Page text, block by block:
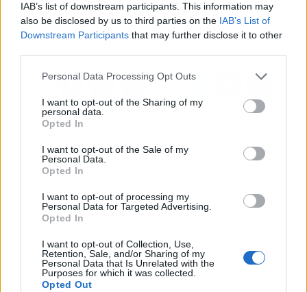
IAB’s list of downstream participants. This information may
also be disclosed by us to third parties on the IAB’s List of
Downstream Participants that may further disclose it to other
Personal Data Processing Opt Outs
I want to opt-out of the Sharing of my
personal data.
Opted In
I want to opt-out of the Sale of my
Personal Data.
Opted In
I want to opt-out of processing my
Personal Data for Targeted Advertising.
Opted In
I want to opt-out of Collection, Use,
Retention, Sale, and/or Sharing of my
Personal Data that Is Unrelated with the
Purposes for which it was collected.
Opted Out
han penalizado la
corrupción"
posibles los acuerdos
del PSOE con
Ciudadanos